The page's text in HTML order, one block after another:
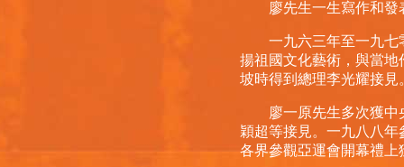
廖先生一生寫作和發
一九六三年至一九七零
揚祖國文化藝術，與當
坡時得到總理李光耀接見
廖一原先生多次獲中央
穎超等接見。一九八八
各界參觀亞運會開幕禮上